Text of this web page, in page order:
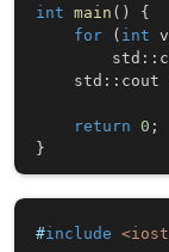
int main ( )
{
for
( int
        std
::
    std
:: cout
return 0 ;
}
#include